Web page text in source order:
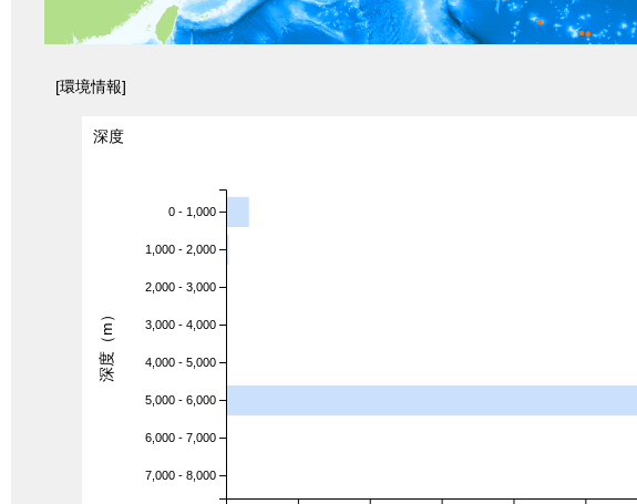
[環境情報]
深度
0 - 1,000
1,000 - 2,000
2,000 - 3,000
3,000 - 4,000
4,000 - 5,000
5,000 - 6,000
6,000 - 7,000
7,000 - 8,000
深度（m）